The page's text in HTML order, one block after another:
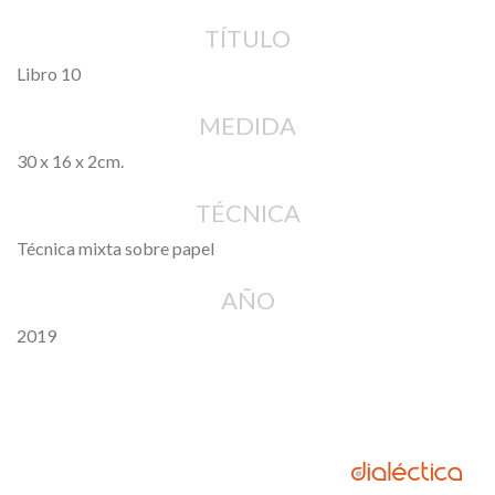
TÍTULO
Libro 10
MEDIDA
30 x 16 x 2cm.
TÉCNICA
Técnica mixta sobre papel
AÑO
2019